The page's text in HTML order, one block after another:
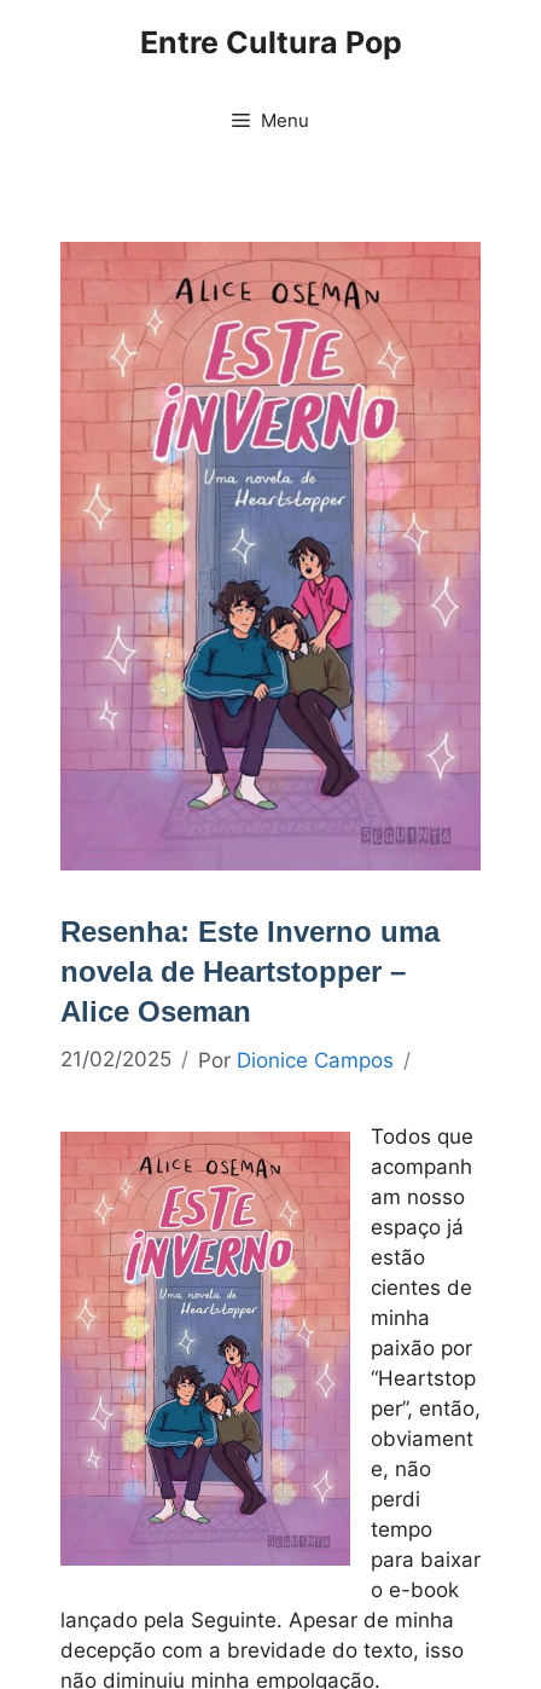
Entre Cultura Pop
Menu
Resenha: Este Inverno uma
novela de Heartstopper –
Alice Oseman
21/02/2025 Por Dionice Campos
Todos que
acompanh
am nosso
espaço já
estão
cientes de
minha
paixão por
“Heartstop
per”, então,
obviament
e, não
perdi
tempo
para baixar
o e-book
lançado pela Seguinte. Apesar de minha
decepção com a brevidade do texto, isso
não diminuiu minha empolgação.